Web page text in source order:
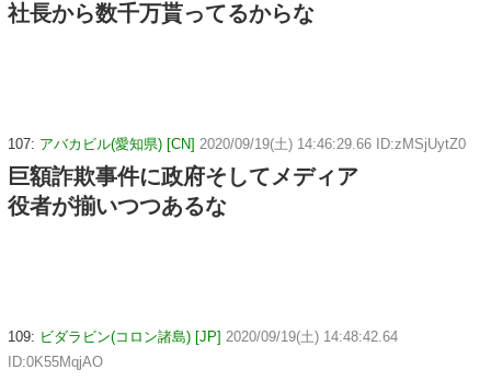
社長から数千万貰ってるからな
107: アバカビル(愛知県) [CN] 2020/09/19(土) 14:46:29.66 ID:zMSjUytZ0
巨額詐欺事件に政府そしてメディア
役者が揃いつつあるな
109: ビダラビン(コロン諸島) [JP] 2020/09/19(土) 14:48:42.64
ID:0K55MqjAO